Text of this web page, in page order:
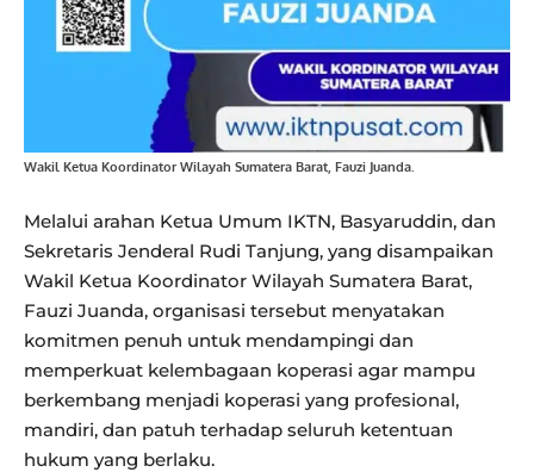
Wakil Ketua Koordinator Wilayah Sumatera Barat, Fauzi Juanda.
Melalui arahan Ketua Umum IKTN, Basyaruddin, dan
Sekretaris Jenderal Rudi Tanjung, yang disampaikan
Wakil Ketua Koordinator Wilayah Sumatera Barat,
Fauzi Juanda, organisasi tersebut menyatakan
komitmen penuh untuk mendampingi dan
memperkuat kelembagaan koperasi agar mampu
berkembang menjadi koperasi yang profesional,
mandiri, dan patuh terhadap seluruh ketentuan
hukum yang berlaku.